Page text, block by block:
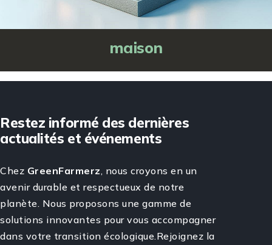
maison
Restez informé des dernières
actualités et événements
Chez GreenFarmerz, nous croyons en un
avenir durable et respectueux de notre
planète. Nous proposons une gamme de
solutions innovantes pour vous accompagner
dans votre transition écologique.Rejoignez la